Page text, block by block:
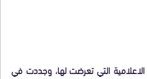
التي تعرضت لها، وجددت في